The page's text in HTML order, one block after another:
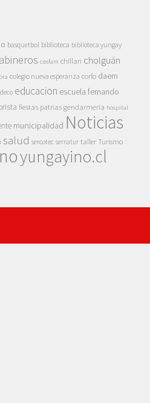
basquetbol biblioteca biblioteca yungay
cesfam chillan cholguán
colegio nueva esperanza corfo daem
educacion escuela fernando
fiestas patrias gendarmeria hospital
municipalidad Noticias
salud sercotec sernatur taller Turismo
yungayino.cl